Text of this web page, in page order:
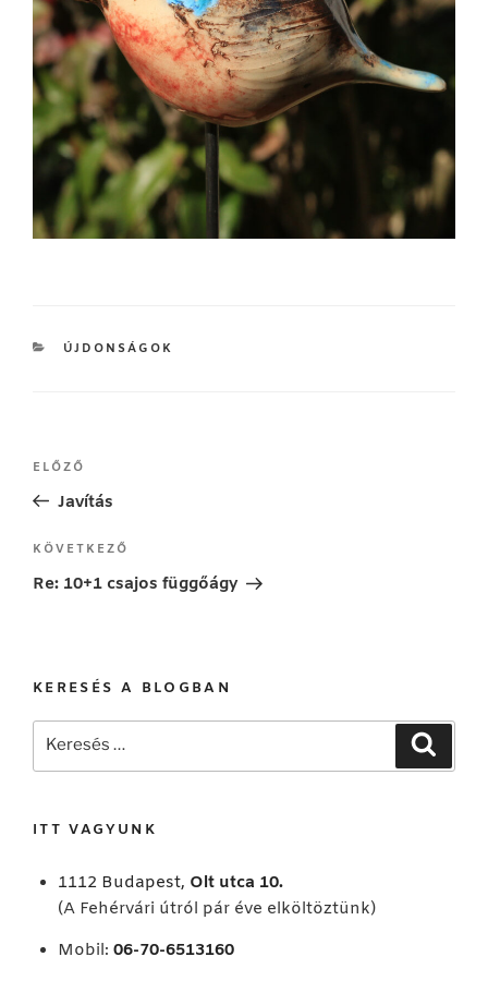
KATEGÓRIÁK
ÚJDONSÁGOK
Bejegyzés
Korábbi
bejegyzés
ELŐZŐ
Javítás
Következő
bejegyzés
KÖVETKEZŐ
Re: 10+1 csajos függőágy
KERESÉS A BLOGBAN
Keresés
ITT VAGYUNK
1112 Budapest, Olt utca 10.
(A Fehérvári útról pár éve elköltöztünk)
Mobil: 06-70-6513160